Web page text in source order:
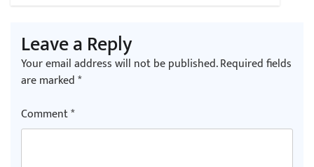
काठमाडौं युथ कन्क्लेभ २०२६ भव्यताका साथ
सम्पन्न
Leave a Reply
Your email address will not be published.Required fields
are marked*
Comment*